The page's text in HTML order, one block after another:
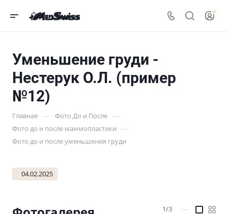
Уменьшение груди -
Нестерук О.Л. (пример
№12)
Главная — Фото До и После —
Фото до и после маммопластики —
Фото до и после уменьшения груди
04.02.2025
1/3 —